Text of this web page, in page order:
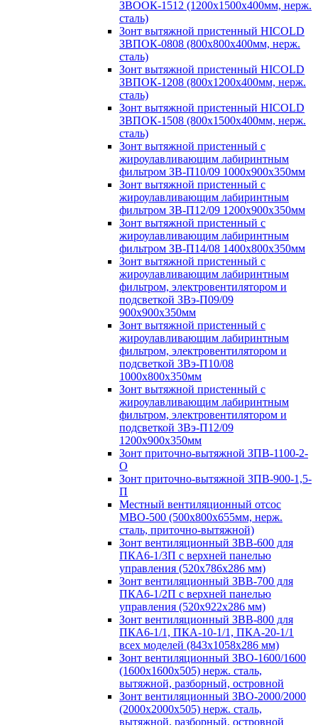
ЗВООК-1512 (1200х1500х400мм, нерж.
сталь)
Зонт вытяжной пристенный HICOLD
ЗВПОК-0808 (800х800х400мм, нерж.
сталь)
Зонт вытяжной пристенный HICOLD
ЗВПОК-1208 (800х1200х400мм, нерж.
сталь)
Зонт вытяжной пристенный HICOLD
ЗВПОК-1508 (800х1500х400мм, нерж.
сталь)
Зонт вытяжной пристенный с
жироулавливающим лабиринтным
фильтром ЗВ-П10/09 1000х900х350мм
Зонт вытяжной пристенный с
жироулавливающим лабиринтным
фильтром ЗВ-П12/09 1200х900х350мм
Зонт вытяжной пристенный с
жироулавливающим лабиринтным
фильтром ЗВ-П14/08 1400х800х350мм
Зонт вытяжной пристенный с
жироулавливающим лабиринтным
фильтром, электровентилятором и
подсветкой ЗВэ-П09/09
900х900х350мм
Зонт вытяжной пристенный с
жироулавливающим лабиринтным
фильтром, электровентилятором и
подсветкой ЗВэ-П10/08
1000х800х350мм
Зонт вытяжной пристенный с
жироулавливающим лабиринтным
фильтром, электровентилятором и
подсветкой ЗВэ-П12/09
1200х900х350мм
Зонт приточно-вытяжной ЗПВ-1100-2-
О
Зонт приточно-вытяжной ЗПВ-900-1,5-
П
Местный вентиляционный отсос
МВО-500 (500х800х655мм, нерж.
сталь, приточно-вытяжной)
Зонт вентиляционный ЗВВ-600 для
ПКА6-1/3П с верхней панелью
управления (520х786х286 мм)
Зонт вентиляционный ЗВВ-700 для
ПКА6-1/2П с верхней панелью
управления (520х922х286 мм)
Зонт вентиляционный ЗВВ-800 для
ПКА6-1/1, ПКА-10-1/1, ПКА-20-1/1
всех моделей (843х1058х286 мм)
Зонт вентиляционный ЗВО-1600/1600
(1600х1600х505) нерж. сталь,
вытяжной, разборный, островной
Зонт вентиляционный ЗВО-2000/2000
(2000х2000х505) нерж. сталь,
вытяжной, разборный, островной